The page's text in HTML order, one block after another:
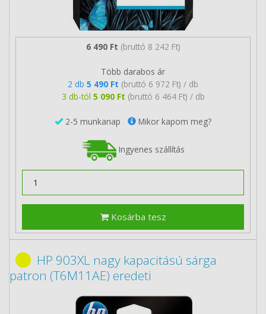
6 490 Ft (bruttó 8 242 Ft)
Több darabos ár
2 db 5 490 Ft (bruttó 6 972 Ft) / db
3 db-tól 5 090 Ft (bruttó 6 464 Ft) / db
2-5 munkanap Mikor kapom meg?
Ingyenes szállítás
Kosárba tesz
HP 903XL nagy kapacitású sárga
patron (T6M11AE) eredeti